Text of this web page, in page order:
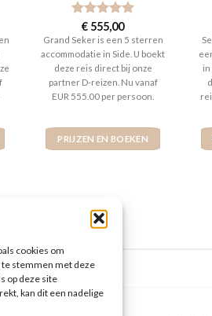
cookies om
te stemmen met deze
op deze site
kan dit een nadelige
Gewaardeerd
5uit 5
€ 555,00
Grand Seker is een 5 sterren
accommodatie in Side. U boekt
deze reis direct bij onze
partner D-reizen. Nu vanaf
EUR 555.00 per persoon.
PRIJZEN EN BOEKEN
in